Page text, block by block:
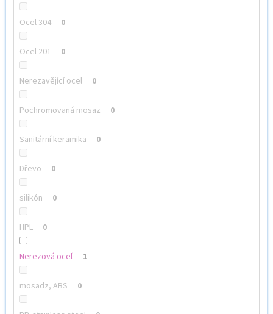
Ocel 304 0
Ocel 201 0
Nerezavějící ocel 0
Pochromovaná mosaz 0
Sanitární keramika 0
Dřevo 0
silikón 0
HPL 0
Nerezová oceľ 1
mosadz, ABS 0